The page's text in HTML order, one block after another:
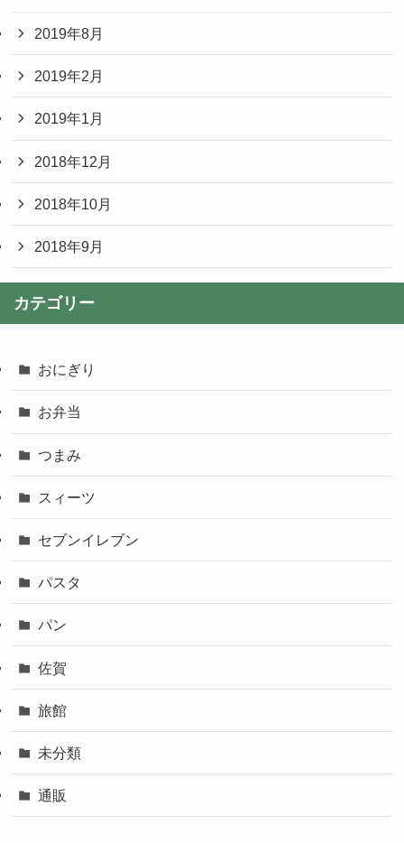
2019年8月
2019年2月
2019年1月
2018年12月
2018年10月
2018年9月
カテゴリー
おにぎり
お弁当
つまみ
スィーツ
セブンイレブン
パスタ
パン
佐賀
旅館
未分類
通販